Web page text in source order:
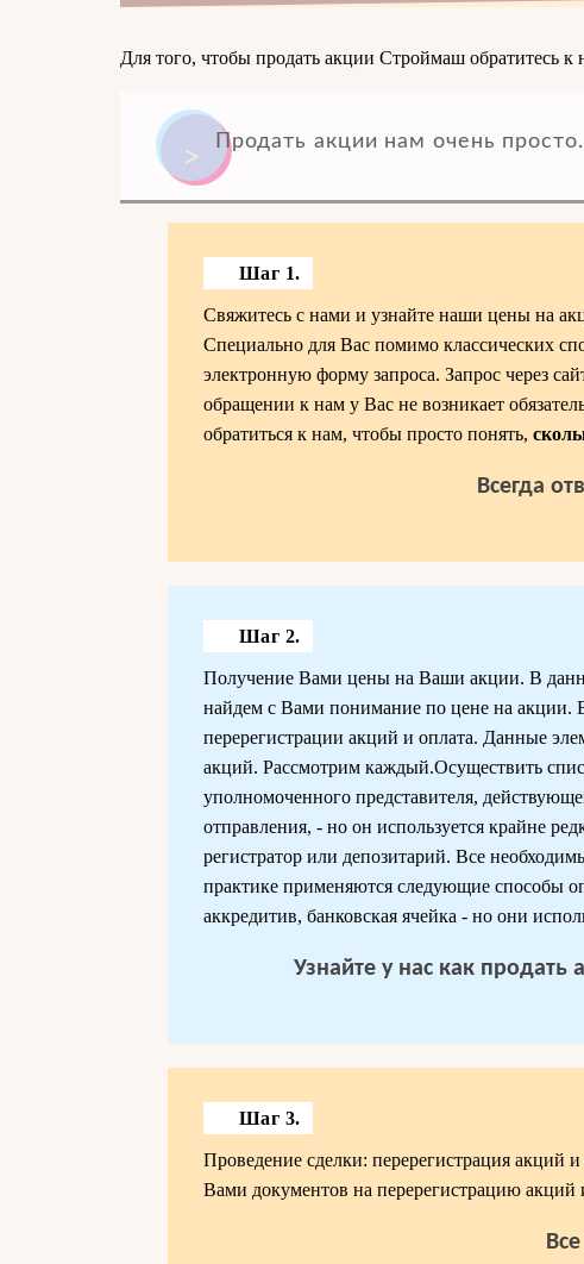
Для того, чтобы продать акции Строймаш обратитесь к
Продать акции нам очень
Шаг 1.
Свяжитесь с нами и узнайте наши цены на
Специально для Вас помимо классических
электронную форму запроса. Запрос через
обращении к нам у Вас не возникает
обратиться к нам, чтобы просто понять,
Всегда
Шаг 2.
Получение Вами цены на Ваши акции. В
найдем с Вами понимание по цене на акции.
перерегистрации акций и оплата. Данные
акций. Рассмотрим каждый.Осуществить
уполномоченного представителя,
отправления, - но он используется крайне
регистратор или депозитарий. Все
практике применяются следующие способы
аккредитив, банковская ячейка - но они
Узнайте у нас как продать
Шаг 3.
Проведение сделки: перерегистрация акций
Вами документов на перерегистрацию акций